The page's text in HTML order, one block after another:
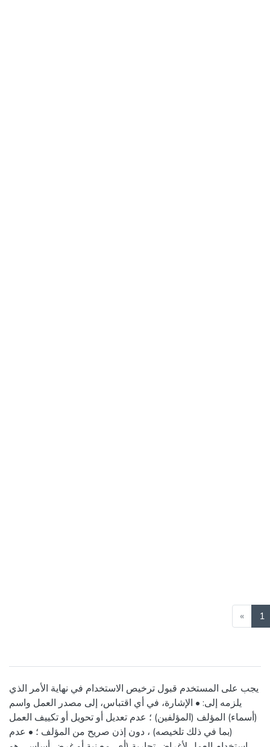
« 1
يجب على المستخدم قبول ترخيص الاستخدام في نهاية الأمر الذي
يلزمه إلى: • الإشارة، في أي اقتباس، إلى مصدر العمل واسم
(أسماء) المؤلف (المؤلفين) ؛ عدم تعديل أو تحويل أو تكييف العمل
(بما في ذلك تلخيصه) ، دون إذن صريح من المؤلف ؛ • عدم